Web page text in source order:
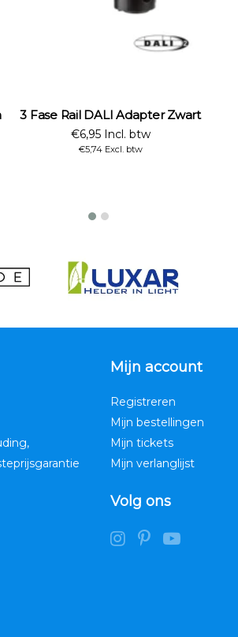
3 Fase Rail DALI Adapter Zwart
€6,95 Incl. btw
€5,74 Excl. btw
Mijn account
Registreren
Mijn bestellingen
Mijn tickets
Mijn verlanglijst
Volg ons